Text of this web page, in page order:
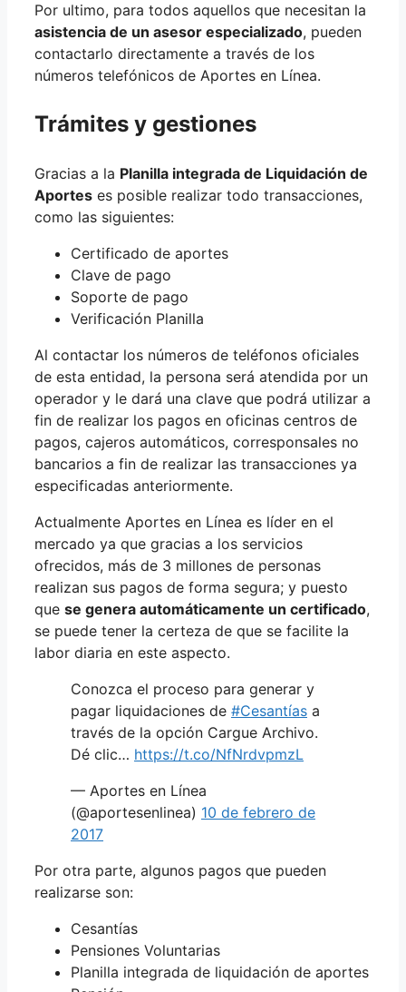
Por ultimo, para todos aquellos que necesitan la
asistencia de un asesor especializado, pueden
contactarlo directamente a través de los
números telefónicos de Aportes en Línea.
Trámites y gestiones
Gracias a la Planilla integrada de Liquidación de
Aportes es posible realizar todo transacciones,
como las siguientes:
Certificado de aportes
Clave de pago
Soporte de pago
Verificación Planilla
Al contactar los números de teléfonos oficiales
de esta entidad, la persona será atendida por un
operador y le dará una clave que podrá utilizar a
fin de realizar los pagos en oficinas centros de
pagos, cajeros automáticos, corresponsales no
bancarios a fin de realizar las transacciones ya
especificadas anteriormente.
Actualmente Aportes en Línea es líder en el
mercado ya que gracias a los servicios
ofrecidos, más de 3 millones de personas
realizan sus pagos de forma segura; y puesto
que se genera automáticamente un certificado,
se puede tener la certeza de que se facilite la
labor diaria en este aspecto.
Conozca el proceso para generar y
pagar liquidaciones de #Cesantías a
través de la opción Cargue Archivo.
Dé clic… https://t.co/NfNrdvpmzL
— Aportes en Línea
(@aportesenlinea) 10 de febrero de
2017
Por otra parte, algunos pagos que pueden
realizarse son:
Cesantías
Pensiones Voluntarias
Planilla integrada de liquidación de aportes